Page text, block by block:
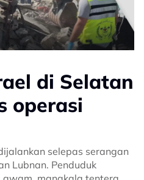
di Selatan
operasi
selepas serangan
Lubnan. Penduduk